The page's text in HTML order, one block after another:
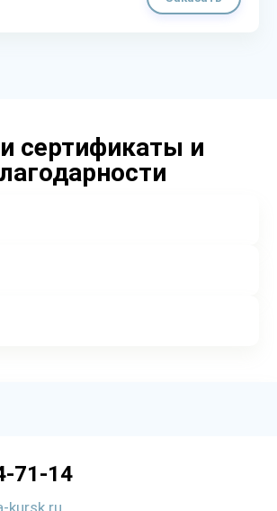
сертификаты и
71-14
kursk.ru